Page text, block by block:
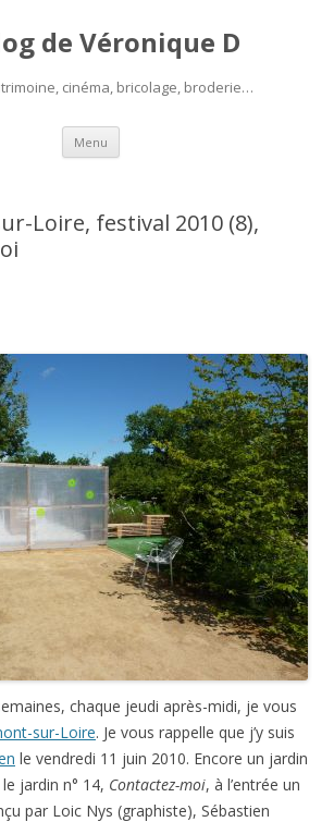
de Véronique D
cinéma, bricolage, broderie…
Menu Aller
contenu
Loire, festival 2010 (8),
chaque jeudi après-midi, je vous
sur-Loire. Je vous rappelle que j’y suis
le vendredi 11 juin 2010. Encore un jardin
jardin n° 14, Contactez-moi, à l’entrée un
par Loic Nys (graphiste), Sébastien